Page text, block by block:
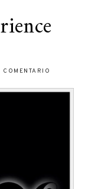
COMENTARIO